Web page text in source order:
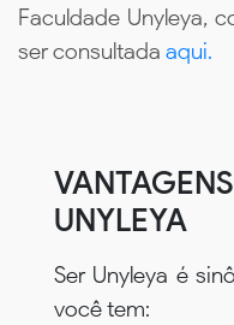
Faculdade Unyleya,
ser consultada aqui.
UNYLEYA
Ser Unyleya é
você tem: